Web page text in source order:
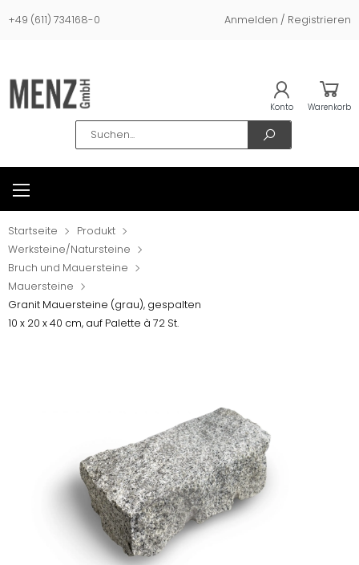
+49 (611) 734168-0 Anmelden / Registrieren
Search
Konto Warenkorb
Startseite
Produkt
Werksteine/Natursteine
Bruch und Mauersteine
Mauersteine
Granit Mauersteine (grau), gespalten
10 x 20 x 40 cm, auf Palette à 72 St.